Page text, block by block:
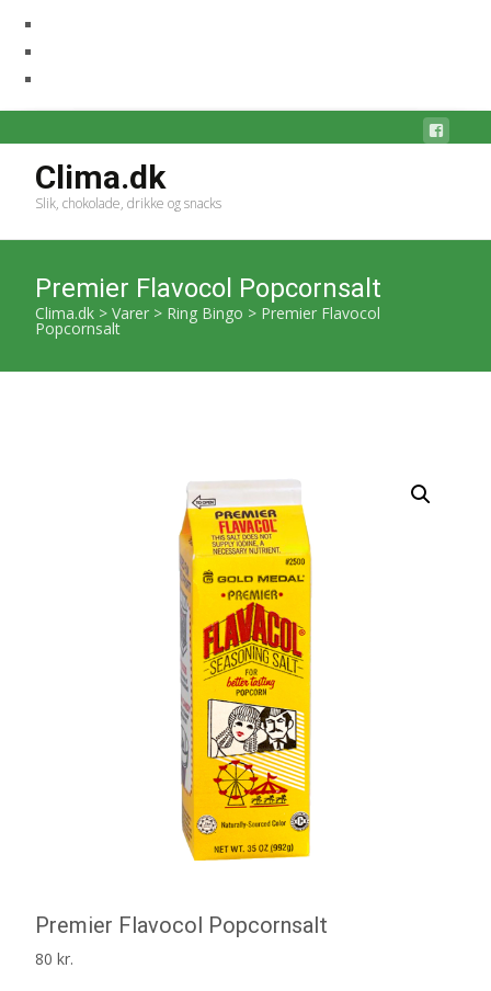
Clima.dk
Slik, chokolade, drikke og snacks
Premier Flavocol Popcornsalt
Clima.dk > Varer > Ring Bingo > Premier Flavocol
Popcornsalt
Premier Flavocol Popcornsalt
80 kr.